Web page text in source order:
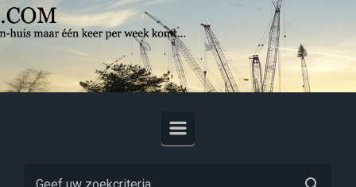
Skip to main content